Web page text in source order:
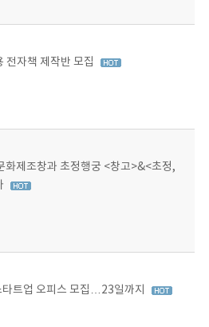
전자책 제작반 모집
화제조창과 초정행궁 <창고>&<초정,
트업 오피스 모집…23일까지